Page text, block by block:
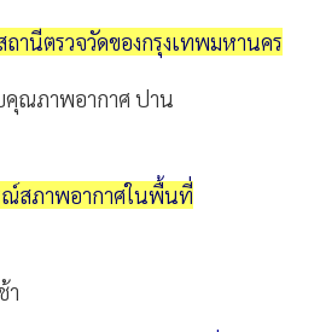
านีตรวจวัดของกรุงเทพมหานคร
คุณภาพอากาศ ปาน
ณ์สภาพอากาศในพื้นที่
า